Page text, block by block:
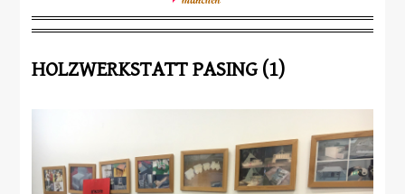
HOLZWERKSTATT PASING (1)